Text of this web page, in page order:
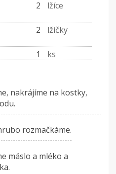
2
lžíce
2
lžičky
1 ks
nakrájíme na kostky,
rozmačkáme.
máslo a mléko a